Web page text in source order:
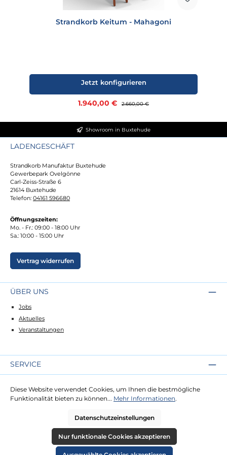
Strandkorb Keitum - Mahagoni
Verkaufspreis:
1.940,00 € Regulärer Preis:
2.660,00 €
Jetzt konfigurieren
Showroom in Buxtehude
LADENGESCHÄFT
Strandkorb Manufaktur Buxtehude
Gewerbepark Ovelgönne
Carl-Zeiss-Straße 6
21614 Buxtehude
Telefon: 04161 596680
Öffnungszeiten:
Mo. - Fr.: 09:00 - 18:00 Uhr
Sa.: 10:00 - 15:00 Uhr
Vertrag widerrufen
ÜBER UNS
Jobs
Aktuelles
Veranstaltungen
SERVICE
Lieferung
Zahlung
RECHTLICHES
Diese Website verwendet Cookies, um Ihnen die bestmögliche
Funktionalität bieten zu können... Mehr Informationen.
Datenschutzeinstellungen
Nur funktionale Cookies akzeptieren